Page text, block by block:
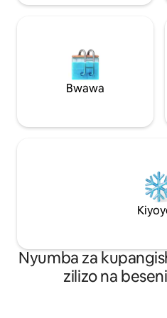
Bwawa
Nyumba za
zilizo na